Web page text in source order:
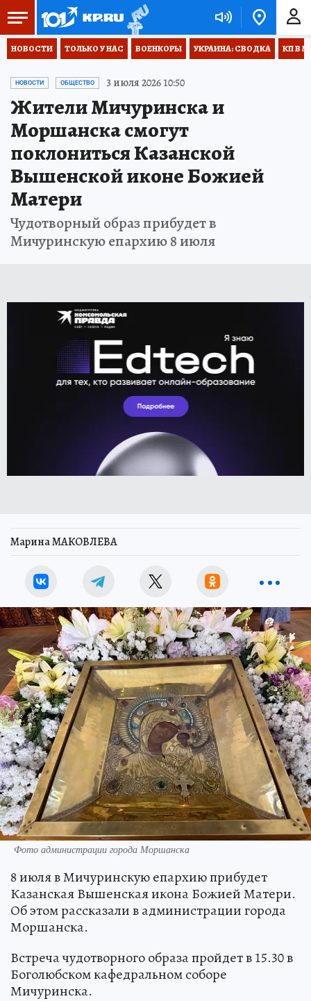
НОВОСТИ ТОЛЬКО У НАС ВОЕНКОРЫ УКРАИНА: СВОДКА КП В
НОВОСТИ ОБЩЕСТВО 3 июля 2026 10:50
Жители Мичуринска и
Моршанска смогут
поклониться Казанской
Вышенской иконе Божией
Матери
Чудотворный образ прибудет в
Мичуринскую епархию 8 июля
Марина МАКОВЛЕВА
Фото администрации города Моршанска
8 июля в Мичуринскую епархию прибудет
Казанская Вышенская икона Божией Матери.
Об этом рассказали в администрации города
Моршанска.
Встреча чудотворного образа пройдет в 15.30 в
Боголюбском кафедральном соборе
Мичуринска.